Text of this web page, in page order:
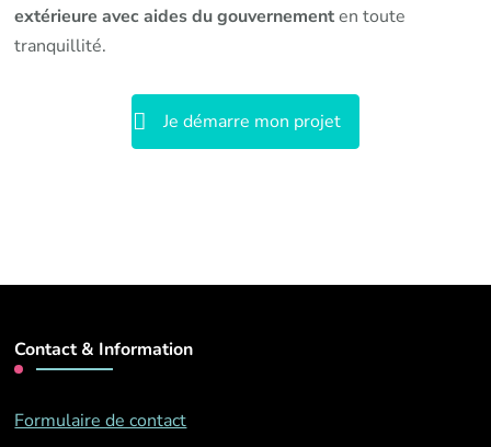
extérieure avec aides du gouvernementen toute
tranquillité.
Je démarre mon projet
Contact & Information
Formulaire de contact